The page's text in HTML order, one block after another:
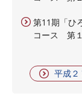
第11期「ひ
コース 第
平成２